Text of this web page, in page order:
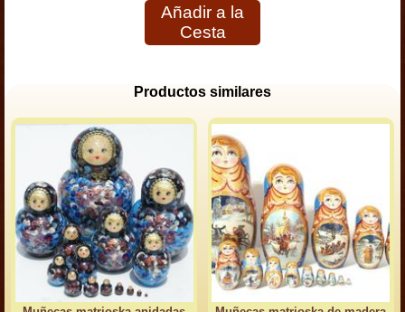
Añadir a la
Cesta
Productos similares